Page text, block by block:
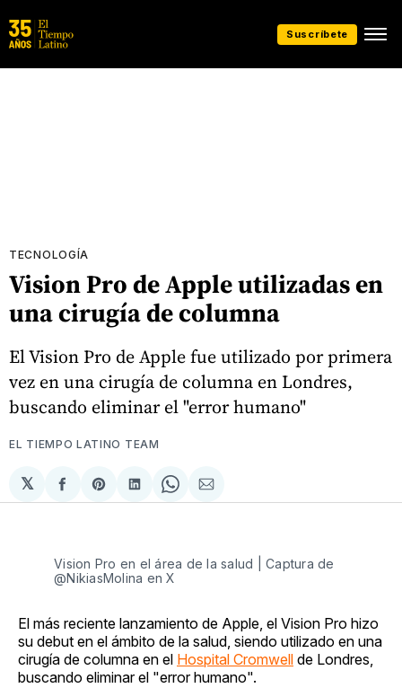
Suscríbete
TECNOLOGÍA
Vision Pro de Apple utilizadas en
una cirugía de columna
El Vision Pro de Apple fue utilizado por primera
vez en una cirugía de columna en Londres,
buscando eliminar el "error humano"
EL TIEMPO LATINO TEAM
𝕏
Compartir
en
Share
on
Compartir
en
Share
on
Compartir
via
Vision Pro en el área de la salud | Captura de
@NikiasMolina en X
El más reciente lanzamiento de Apple, el Vision Pro hizo
su debut en el ámbito de la salud, siendo utilizado en una
cirugía de columna en el Hospital Cromwell de Londres,
buscando eliminar el "error humano".